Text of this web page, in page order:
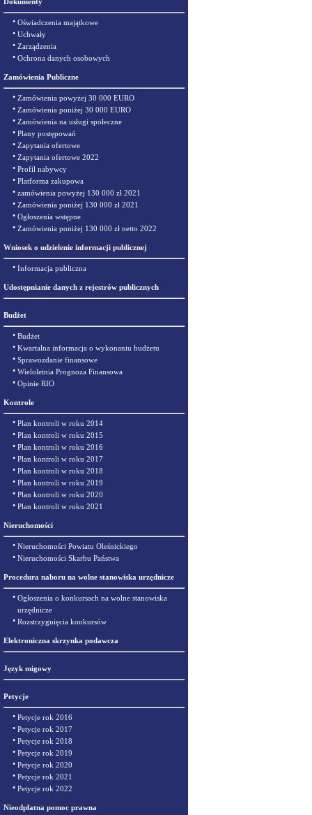
• Oświadczenia majątkowe
• Uchwały
• Zarządzenia
• Ochrona danych osobowych
Zamówienia Publiczne
• Zamówienia powyżej 30 000 EURO
• Zamówienia poniżej 30 000 EURO
• Zamówienia na usługi społeczne
• Plany postępowań
• Zapytania ofertowe
• Zapytania ofertowe 2022
• Profil nabywcy
• Platforma zakupowa
• zamówienia powyżej 130 000 zł 2021
• Zamówienia poniżej 130 000 zł 2021
• Ogłoszenia wstępne
• Zamówienia poniżej 130 000 zł netto 2022
Wniosek o udzielenie informacji publicznej
• Informacja publiczna
Udostępnianie danych z rejestrów publicznych
Budżet
• Budżet
• Kwartalna informacja o wykonaniu budżetu
• Sprawozdanie finansowe
• Wieloletnia Prognoza Finansowa
• Opinie RIO
Kontrole
• Plan kontroli w roku 2014
• Plan kontroli w roku 2015
• Plan kontroli w roku 2016
• Plan kontroli w roku 2017
• Plan kontroli w roku 2018
• Plan kontroli w roku 2019
• Plan kontroli w roku 2020
• Plan kontroli w roku 2021
Nieruchomości
• Nieruchomości Powiatu Oleśnickiego
• Nieruchomości Skarbu Państwa
Procedura naboru na wolne stanowiska urzędnicze
• Ogłoszenia o konkursach na wolne stanowiska
urzędnicze
• Rozstrzygnięcia konkursów
Elektroniczna skrzynka podawcza
Język migowy
Petycje
• Petycje rok 2016
• Petycje rok 2017
• Petycje rok 2018
• Petycje rok 2019
• Petycje rok 2020
• Petycje rok 2021
• Petycje rok 2022
Nieodpłatna pomoc prawna